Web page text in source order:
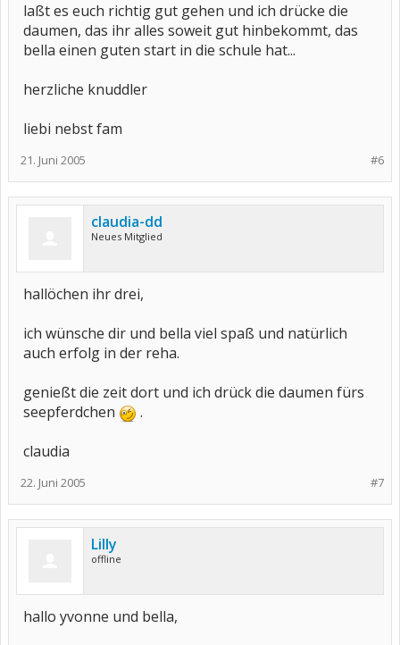
laßt es euch richtig gut gehen und ich drücke die
daumen, das ihr alles soweit gut hinbekommt, das
bella einen guten start in die schule hat...
herzliche knuddler
liebi nebst fam
#6
21. Juni 2005
claudia-dd
Neues Mitglied
hallöchen ihr drei,
ich wünsche dir und bella viel spaß und natürlich
auch erfolg in der reha.
genießt die zeit dort und ich drück die daumen fürs
seepferdchen
.
claudia
#7
22. Juni 2005
Lilly
offline
hallo yvonne und bella,